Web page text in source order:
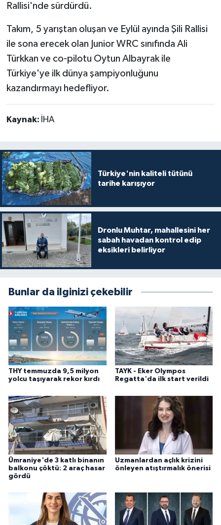
Rallisi'nde sürdürdü.
Takım, 5 yarıştan oluşan ve Eylül ayında Şili Rallisi
ile sona erecek olan Junior WRC sınıfında Ali
Türkkan ve co-pilotu Oytun Albayrak ile
Türkiye'ye ilk dünya şampiyonluğunu
kazandırmayı hedefliyor.
Kaynak: İHA
Türkiye'nin kaliteli tütünü
tarihe karışıyor
Dronlu Muhtar, mahallesini her
sabah havadan kontrol edip
eksikleri belirliyor
Bunlar da ilginizi çekebilir
THY temmuzda 9,5 milyon
yolcu taşıyarak rekor kırdı
TAYK - Eker Olympos
Regatta'da ilk start verildi
Ümraniye'de 3 katlı binanın
balkonu çöktü: 2 araç hasar
gördü
Uzmanlardan açlık krizini
önleyen atıştırmalık önerisi